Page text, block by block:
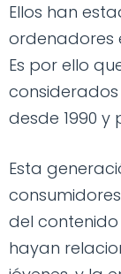
Ellos han
ordenadores
Es por ello
desde 1990 y
Esta
del contenido
hayan